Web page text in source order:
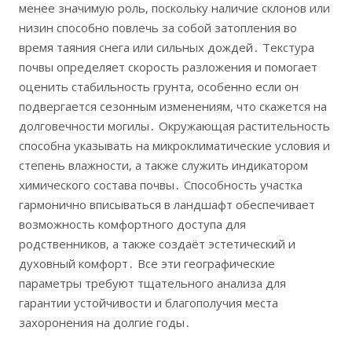
менее значимую роль‚ поскольку наличие склонов или
низин способно повлечь за собой затопления во
время таяния снега или сильных дождей․ Текстура
почвы определяет скорость разложения и помогает
оценить стабильность грунта‚ особенно если он
подвергается сезонным изменениям‚ что скажется на
долговечности могилы․ Окружающая растительность
способна указывать на микроклиматические условия и
степень влажности‚ а также служить индикатором
химического состава почвы․ Способность участка
гармонично вписываться в ландшафт обеспечивает
возможность комфортного доступа для
родственников‚ а также создаёт эстетический и
духовный комфорт․ Все эти географические
параметры требуют тщательного анализа для
гарантии устойчивости и благополучия места
захоронения на долгие годы․